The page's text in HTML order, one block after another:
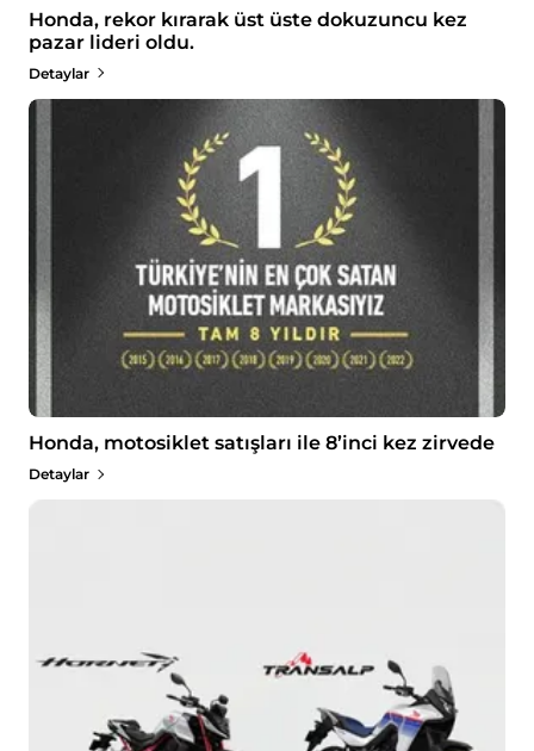
Honda, rekor kırarak üst üste dokuzuncu kez
pazar lideri oldu.
Detaylar
Honda, motosiklet satışları ile 8’inci kez zirvede
Detaylar